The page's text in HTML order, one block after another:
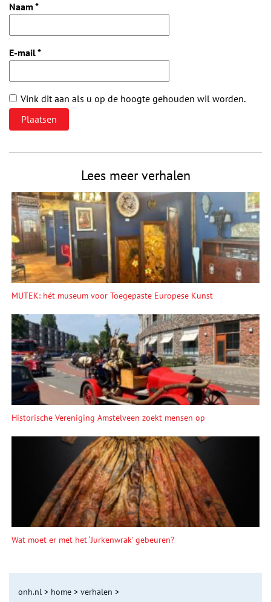
Naam *
E-mail*
Vink dit aan als u op de hoogte gehouden wil worden.
Lees meer verhalen
MUTEK: hét museum voor Toegepaste Europese Kunst
Historische Vereniging Amstelveen zoekt mensen op
Wat moet er met het ‘Jurkenwrak’ gebeuren?
onh.nl > home > verhalen >